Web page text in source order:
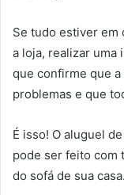
Se tudo estiver em
a loja, realizar uma
que confirme que
problemas e que
É isso! O aluguel
pode ser feito com
do sofá de sua casa.